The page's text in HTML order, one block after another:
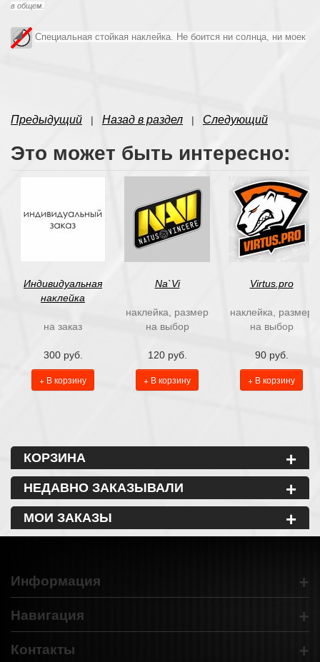
в общем.
Специальная стойкая наклейка. Не боится ни солнца, ни моек
Предыдущий | Назад в раздел | Следующий
Это может быть интересно:
Индивидуальная
наклейка
на заказ
300 руб.
+ В корзину
Na`Vi
наклейка, размер
на выбор
120 руб.
+ В корзину
Virtus.pro
наклейка, размер
на выбор
90 руб.
+ В корзину
КОРЗИНА +
НЕДАВНО ЗАКАЗЫВАЛИ +
МОИ ЗАКАЗЫ +
Информация +
Навигация +
Контакты +